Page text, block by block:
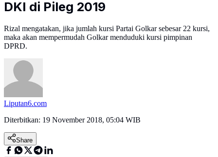
DKI di Pileg 2019
Rizal mengatakan, jika jumlah kursi Partai Golkar sebesar 22 kursi,
maka akan mempermudah Golkar menduduki kursi pimpinan
DPRD.
Liputan6.com
Diterbitkan: 19 November 2018, 05:04 WIB
Share